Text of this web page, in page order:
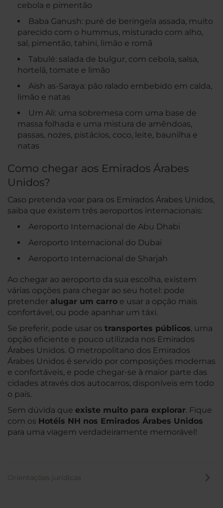
cebola e pimentão
Baba Ganush: puré de beringela assada, muito
parecido com o hummus, misturado com alho,
sal, pimentão, tahini, limão e romã
Tabulé: salada de bulgur, com cebola, salsa,
hortelã, tomate e limão
Aish as-Saraya: pão ralado embebido em calda,
limão e natas
Um Ali: uma sobremesa com uma base de
massa folhada e uma mistura de amêndoas,
passas, nozes, pistácios, coco, leite, baunilha e
natas
Como chegar aos Emirados Árabes
Unidos?
Caso pretenda voar para os Emirados Árabes Unidos,
saiba que existem três aeroportos internacionais:
Aeroporto Internacional de Abu Dhabi
Aeroporto Internacional do Dubai
Aeroporto Internacional de Sharjah
Ao chegar ao aeroporto da sua escolha, existem
várias opções para chegar ao seu hotel: pode
pretender alugar um carro e usar a opção mais
confortável, ou pode apanhar um táxi.
Se preferir, pode usar os transportes públicos, uma
opção eficiente e pouco utilizada nos Emirados
Árabes Unidos. O metropolitano dos Emirados
Árabes Unidos é servido por composições modernas
e confortáveis, e pode chegar-se à maior parte das
cidades através dos autocarros, disponíveis em todo
o país.
Sem dúvida que existe muito para explorar. Fique
com os Hotéis NH nos Emirados Árabes Unidos
para uma viagem verdadeiramente memorável!
Orientações jurídicas